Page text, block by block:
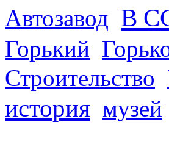
Автозавод В
Горький
Строительство
история музей